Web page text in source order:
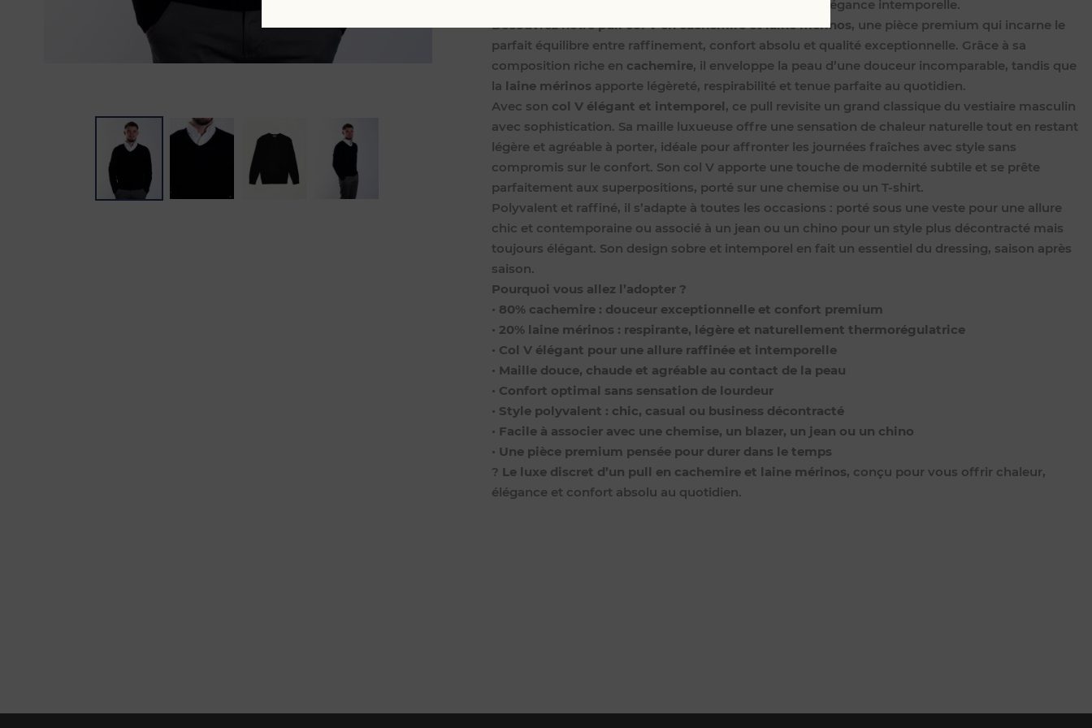
, pensé pour offrir douceur, chaleur et élégance intemporelle.
Découvrez notrepull col V en cachemire et laine mérinos, une pièce premium qui incarne le
parfait équilibre entre raffinement, confort absolu et qualité exceptionnelle. Grâce à sa
composition riche en cachemire, il enveloppe la peau d’une douceur incomparable, tandis que
la laine mérinos apporte légèreté, respirabilité et tenue parfaite au quotidien.
Avec son col V élégant et intemporel, ce pull revisite un grand classique du vestiaire masculin
avec sophistication. Sa maille luxueuse offre une sensation de chaleur naturelle tout en restant
légère et agréable à porter, idéale pour affronter les journées fraîches avec style sans
compromis sur le confort. Son col V apporte une touche de modernité subtile et se prête
parfaitement aux superpositions, porté sur une chemise ou un T-shirt.
Polyvalent et raffiné, il s’adapte à toutes les occasions : porté sous une veste pour une allure
chic et contemporaine ou associé à un jean ou un chino pour un style plus décontracté mais
toujours élégant. Son design sobre et intemporel en fait un essentiel du dressing, saison après
saison.
Pourquoi vous allez l’adopter ?
• 80% cachemire : douceur exceptionnelle et confort premium
• 20% laine mérinos : respirante, légère et naturellement thermorégulatrice
• Col V élégant pour une allure raffinée et intemporelle
• Maille douce, chaude et agréable au contact de la peau
• Confort optimal sans sensation de lourdeur
• Style polyvalent : chic, casual ou business décontracté
• Facile à associer avec une chemise, un blazer, un jean ou un chino
• Une pièce premium pensée pour durer dans le temps
? Le luxe discret d’un pull en cachemire et laine mérinos, conçu pour vous offrir chaleur,
élégance et confort absolu au quotidien.